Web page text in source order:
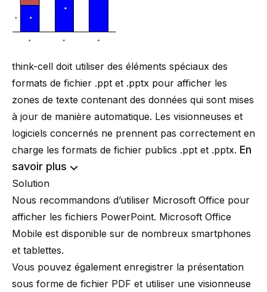
think-cell doit utiliser des éléments spéciaux des
formats de fichier .ppt et .pptx pour afficher les
zones de texte contenant des données qui sont mises
à jour de manière automatique. Les visionneuses et
logiciels concernés ne prennent pas correctement en
charge les formats de fichier publics .ppt et .pptx. En
savoir plus
Solution
Nous recommandons d’utiliser Microsoft Office pour
afficher les fichiers PowerPoint. Microsoft Office
Mobile est disponible sur de nombreux smartphones
et tablettes.
Vous pouvez également enregistrer la présentation
sous forme de fichier PDF et utiliser une visionneuse